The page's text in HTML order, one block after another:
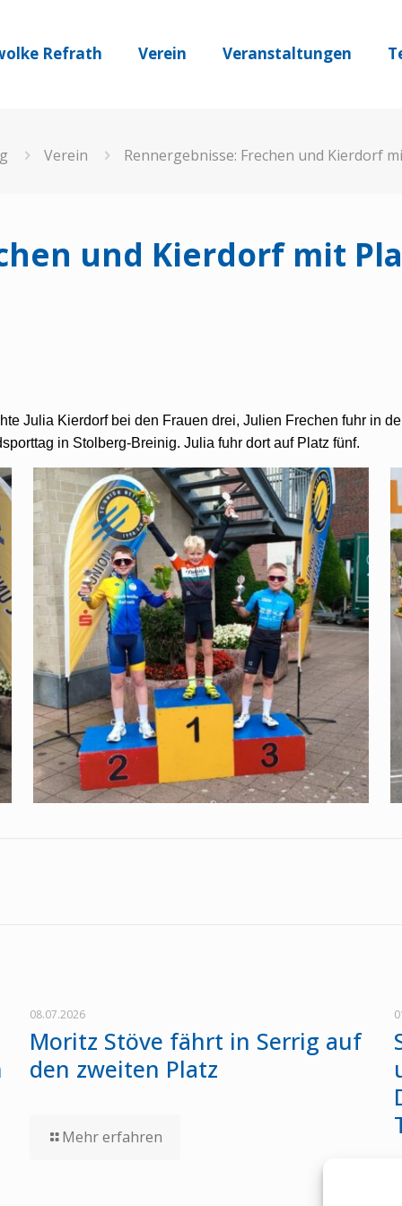
Refrath Verein Veranstaltungen
Verein Rennergebnisse: Frechen und Kierdorf
und Kierdorf mit
Julia Kierdorf bei den Frauen drei, Julien Frechen fuhr in
in Stolberg-Breinig. Julia fuhr dort auf Platz fünf.
08.07.2026
Moritz Stöve fährt in Serrig auf
den zweiten Platz
Mehr erfahren